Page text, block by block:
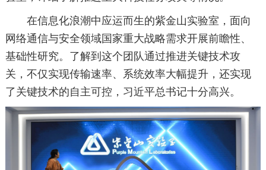
在信息化浪潮中应运而生的紫金山实验室，面向
网络通信与安全领域国家重大战略需求开展前瞻性、
基础性研究。了解到这个团队通过推进关键技术攻
关，不仅实现传输速率、系统效率大幅提升，还实现
了关键技术的自主可控，习近平总书记十分高兴。